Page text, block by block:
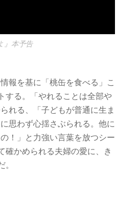
』本予告
報を基に「桃缶を食べる」こ
する。「やれることは全部や
れる、「子どもが普通に生ま
思わず心揺さぶられる。他に
！」と力強い言葉を放つシー
確かめられる夫婦の愛に、き
。